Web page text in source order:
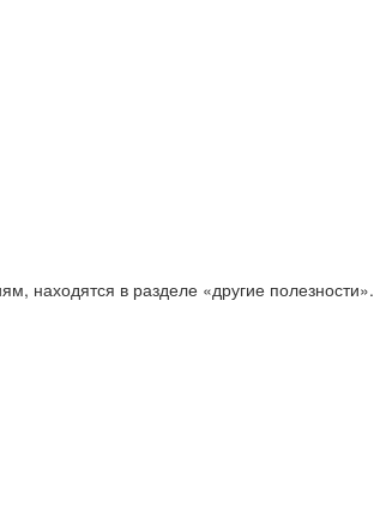
находятся в разделе «другие полезности».